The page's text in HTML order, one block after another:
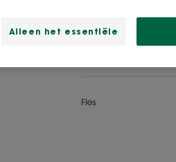
Easy
Fles
Alleen het essentiële